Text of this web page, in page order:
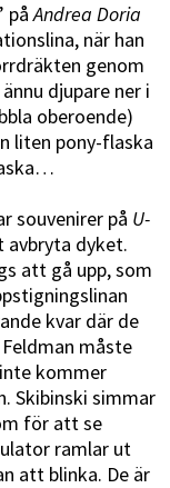
påAndrea Doria
när han
genom
djupare ner i
oberoende)
liten pony-flaska
souvenirer på U-
avbryta dyket.
att gå upp, som
kvar där de
måste
kommer
Skibinski simmar
för att se
ramlar ut
att blinka. De är